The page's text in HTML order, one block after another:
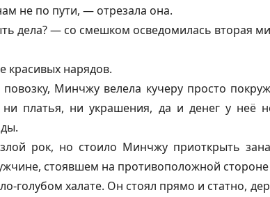
не по пути, — отрезала она.
дела? — со смешком осведомилась вторая
красивых нарядов.
Минчжу велела кучеру просто
платья, ни украшения, да и денег у неё
рок, но стоило Минчжу приоткрыть
стоявшем на противоположной
голубом халате. Он стоял прямо и статно,